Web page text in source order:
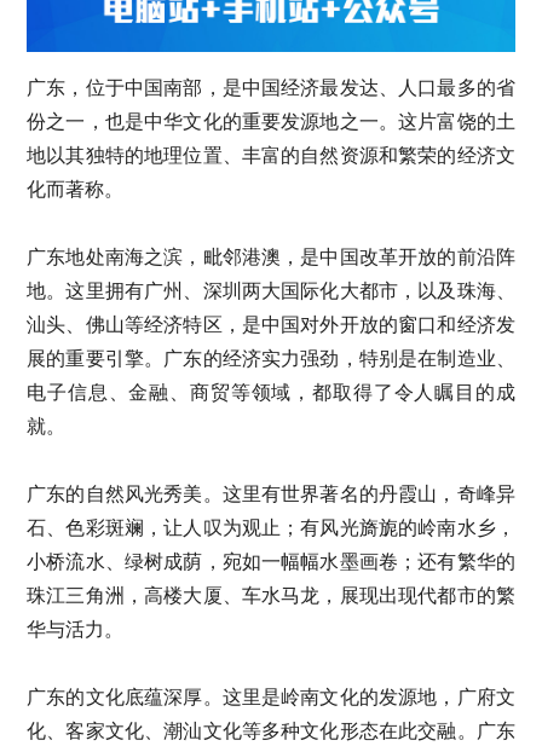
广东，位于中国南部，是中国经济最发达、人口最多的省
份之一，也是中华文化的重要发源地之一。这片富饶的土
地以其独特的地理位置、丰富的自然资源和繁荣的经济文
化而著称。
广东地处南海之滨，毗邻港澳，是中国改革开放的前沿阵
地。这里拥有广州、深圳两大国际化大都市，以及珠海、
汕头、佛山等经济特区，是中国对外开放的窗口和经济发
展的重要引擎。广东的经济实力强劲，特别是在制造业、
电子信息、金融、商贸等领域，都取得了令人瞩目的成
就。
广东的自然风光秀美。这里有世界著名的丹霞山，奇峰异
石、色彩斑斓，让人叹为观止；有风光旖旎的岭南水乡，
小桥流水、绿树成荫，宛如一幅幅水墨画卷；还有繁华的
珠江三角洲，高楼大厦、车水马龙，展现出现代都市的繁
华与活力。
广东的文化底蕴深厚。这里是岭南文化的发源地，广府文
化、客家文化、潮汕文化等多种文化形态在此交融。广东